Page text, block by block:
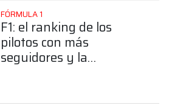
FÓRMULA 1
F1: el ranking de los
pilotos con más
seguidores y la